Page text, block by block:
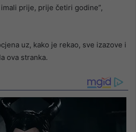
prije, prije četiri godine”,
uz, kako je rekao, sve izazove i
ova stranka.